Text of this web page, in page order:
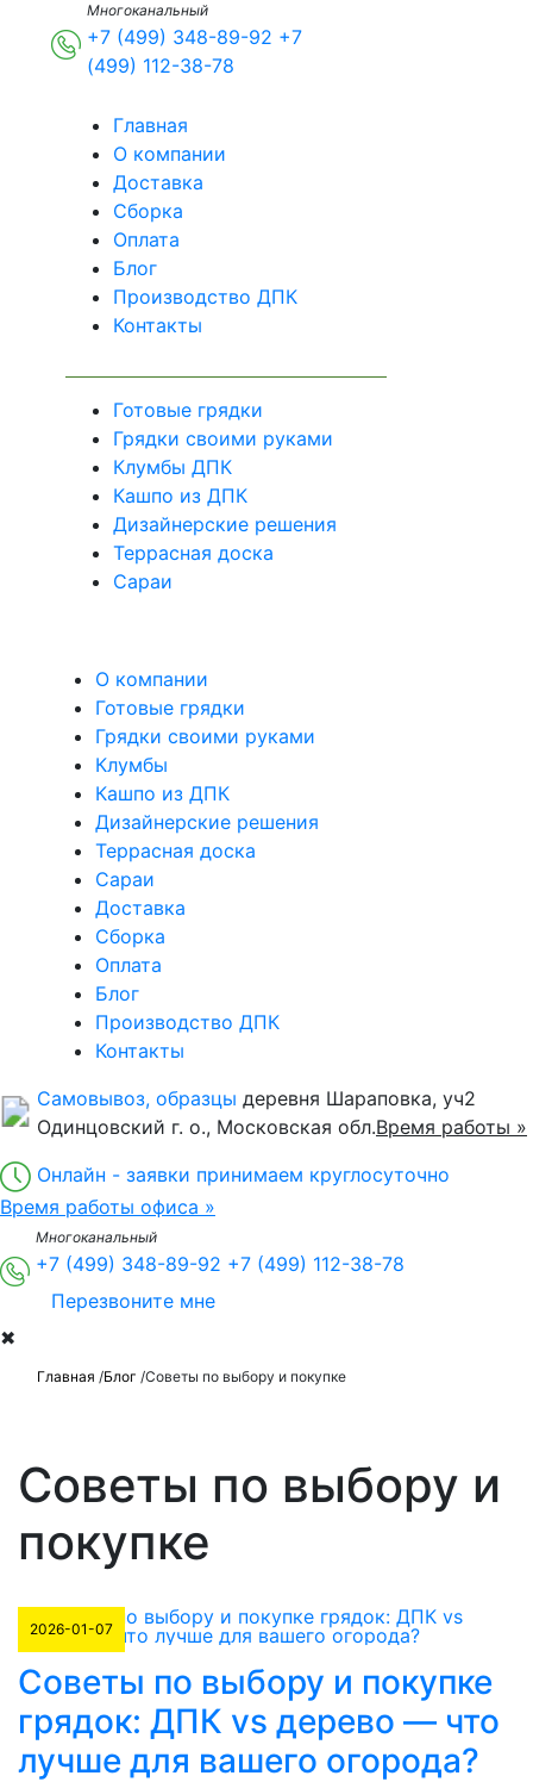
Многоканальный
+7 (499) 348-89-92 +7
(499) 112-38-78
Главная
О компании
Доставка
Сборка
Оплата
Блог
Производство ДПК
Контакты
Готовые грядки
Грядки своими руками
Клумбы ДПК
Кашпо из ДПК
Дизайнерские решения
Террасная доска
Сараи
О компании
Готовые грядки
Грядки своими руками
Клумбы
Кашпо из ДПК
Дизайнерские решения
Террасная доска
Сараи
Доставка
Сборка
Оплата
Блог
Производство ДПК
Контакты
Самовывоз, образцы деревня Шараповка, уч2
Одинцовский г. о., Московская обл.Время работы »
Онлайн - заявки принимаем круглосуточно
Время работы офиса »
Многоканальный
+7 (499) 348-89-92 +7 (499) 112-38-78
Перезвоните мне
✖
Главная /Блог /Советы по выбору и покупке
Советы по выбору и
покупке
Советы по выбору и покупке
грядок: ДПК vs дерево — что
лучше для вашего огорода?
2026-01-07